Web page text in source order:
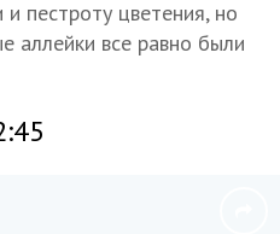
пестроту цветения, но
аллейки все равно были